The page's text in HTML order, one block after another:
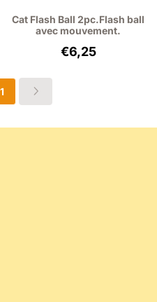
: 24,59
Cat Flash Ball 2pc.Flash ball
avec mouvement.
Prix: 6,25, hors
€6,25
1